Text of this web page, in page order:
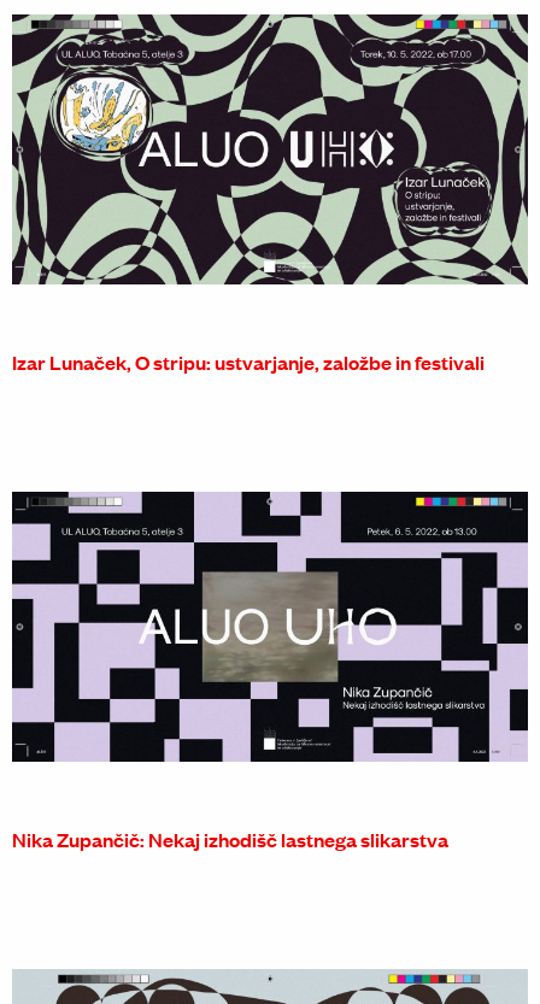
Izar Lunaček, O stripu: ustvarjanje, založbe in festivali
Nika Zupančič: Nekaj izhodišč lastnega slikarstva